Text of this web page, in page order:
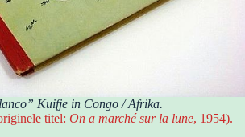
Kuifje in Congo / Afrika.
titel: On a marché sur la lune, 1954).